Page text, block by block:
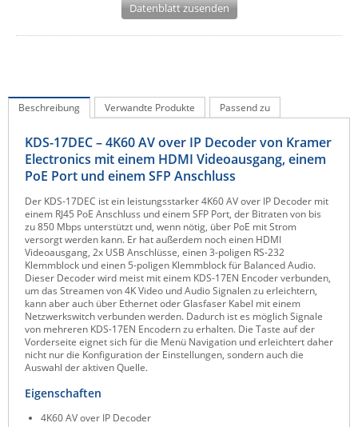
Netio
PatchSee
Power Kingdom
Poynting
Raritan
Riello UPS
Server Technology
Siretta
SIRIO Antenne
Sunbird
Tactical Software
TEKTELIC
Datenblatt zusenden
Beschreibung Verwandte Produkte Passend zu
KDS-17DEC – 4K60 AV over IP Decoder von Kramer
Electronics mit einem HDMI Videoausgang, einem
PoE Port und einem SFP Anschluss
Der KDS-17DEC ist ein leistungsstarker 4K60 AV over IP Decoder mit
einem RJ45 PoE Anschluss und einem SFP Port, der Bitraten von bis
zu 850 Mbps unterstützt und, wenn nötig, über PoE mit Strom
versorgt werden kann. Er hat außerdem noch einen HDMI
Videoausgang, 2x USB Anschlüsse, einen 3-poligen RS-232
Klemmblock und einen 5-poligen Klemmblock für Balanced Audio.
Dieser Decoder wird meist mit einem KDS-17EN Encoder verbunden,
um das Streamen von 4K Video und Audio Signalen zu erleichtern,
kann aber auch über Ethernet oder Glasfaser Kabel mit einem
Netzwerkswitch verbunden werden. Dadurch ist es möglich Signale
von mehreren KDS-17EN Encodern zu erhalten. Die Taste auf der
Vorderseite eignet sich für die Menü Navigation und erleichtert daher
nicht nur die Konfiguration der Einstellungen, sondern auch die
Auswahl der aktiven Quelle.
Eigenschaften
4K60 AV over IP Decoder